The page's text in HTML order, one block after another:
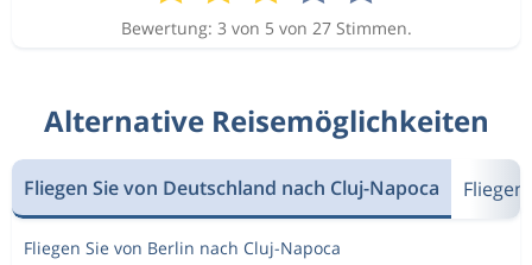
Bewertung: 3 von 5 von 27 Stimmen.
Alternative Reisemöglichkeiten
Fliegen Sie von Deutschland nach Cluj-Napoca
Fliegen Sie von Berlin nach Cluj-Napoca